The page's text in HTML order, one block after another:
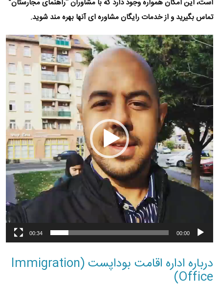
است، این امکان همواره وجود دارد که با مشاوران “راهنمای مجارستان”
تماس بگیرید و‌ از خدمات رایگان مشاوره ای آنها بهره مند شوید.
نمایشگر
ویدیو
00:00
00:34
درباره اداره اقامت بوداپست (Immigration
Office)